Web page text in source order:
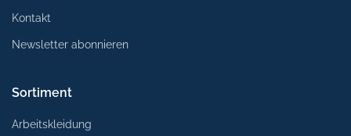
Kontakt
Newsletter abonnieren
Sortiment
Arbeitskleidung